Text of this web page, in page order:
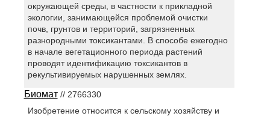
окружающей среды, в частности к прикладной
экологии, занимающейся проблемой очистки
почв, грунтов и территорий, загрязненных
разнородными токсикантами. В способе ежегодно
в начале вегетационного периода растений
проводят идентификацию токсикантов в
рекультивируемых нарушенных землях.
Биомат// 2766330
Изобретение относится к сельскому хозяйству и